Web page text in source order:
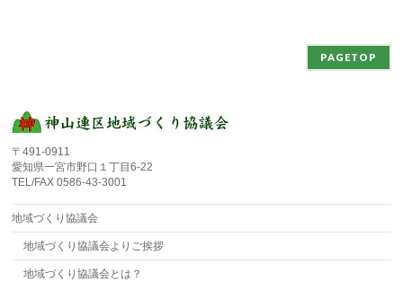
PAGETOP
〒491-0911
愛知県一宮市野口１丁目6-22
TEL/FAX 0586-43-3001
地域づくり協議会
地域づくり協議会よりご挨拶
地域づくり協議会とは？